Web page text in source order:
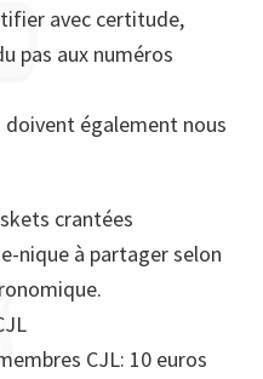
avec certitude,
pas aux numéros
doivent également nous
crantées
nique à partager selon
CJL: 10 euros